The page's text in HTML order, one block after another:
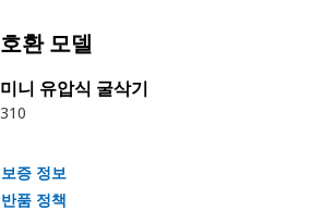
호환 모델
미니 유압식 굴삭기
310
보증 정보
반품 정책